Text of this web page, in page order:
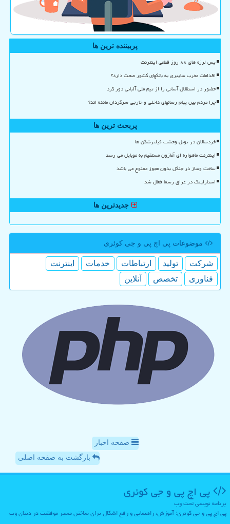
پربیننده ترین ها
پس لرزه های ۸۸ روز قطعی اینترنت
اقدامات مخرب سایبری به بانکهای کشور صحت دارد؟
حضور در استقلال آسانی را از تیم ملی آلبانی دور کرد
چرا مردم بین پیام رسانهای داخلی و خارجی سرگردان مانده اند؟
پربحث ترین ها
خردسالان در تونل وحشت فیلترشکن ها
اینترنت ماهواره ای آمازون مستقیم به موبایل می رسد
ساخت وساز در جنگل بدون مجوز ممنوع می باشد
استارلینک در عراق رسما فعال شد
جدیدترین ها
موضوعات پی اچ پی و جی كوئری
شركت تولید ارتباطات خدمات
اینترنت
فناوری
تخصص آنلاین
صفحه اخبار
بازگشت به صفحه اصلی
پی اچ پی و جی كوئری
برنامه نویسی تحت وب
پی اچ پی و جی کوئری؛ آموزش، راهنمایی و رفع اشکال برای ساختن مسیر موفقیت در دنیای وب